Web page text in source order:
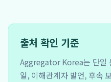
출처 확인 기준
Aggregator Korea는 단일
일, 이해관계자 발언, 후속